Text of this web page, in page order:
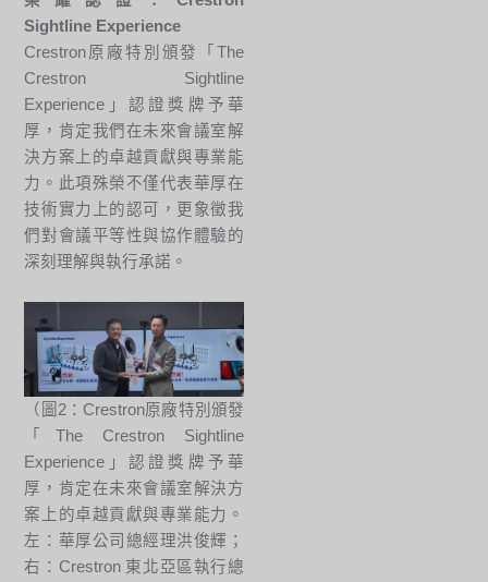
Sightline Experience
Crestron原廠特別頒發「The
Crestron Sightline
Experience」認證獎牌予華
厚，肯定我們在未來會議室解
決方案上的卓越貢獻與專業能
力。此項殊榮不僅代表華厚在
技術實力上的認可，更象徵我
們對會議平等性與協作體驗的
深刻理解與執行承諾。
（圖2：Crestron原廠特別頒發
「The Crestron Sightline
Experience」認證獎牌予華
厚，肯定在未來會議室解決方
案上的卓越貢獻與專業能力。
左：華厚公司總經理洪俊輝；
右：Crestron 東北亞區執行總